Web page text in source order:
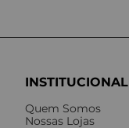
INSTITUCIONAL
Quem Somos
Nossas Lojas